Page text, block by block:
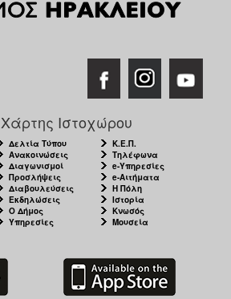
Χάρτης Ιστοχώρου
Δελτία Τύπου
Ανακοινώσεις
Διαγωνισμοί
Προσλήψεις
Διαβουλεύσεις
Εκδηλώσεις
Ο Δήμος
Υπηρεσίες
Κ.Ε.Π.
Τηλέφωνα
e-Υπηρεσίες
e-Αιτήματα
Η Πόλη
Ιστορία
Κνωσός
Μουσεία